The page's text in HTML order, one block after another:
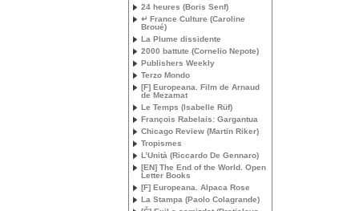
24 heures (Boris Senf)
↵ France Culture (Caroline
Broué)
La Plume dissidente
2000 battute (Cornelio Nepote)
Publishers Weekly
Terzo Mondo
[F] Europeana. Film de Arnaud
de Mezamat
Le Temps (Isabelle Rüf)
François Rabelais: Gargantua
Chicago Review (Martin Riker)
Tropismes
L’Unità (Riccardo De Gennaro)
[EN] The End of the World. Open
Letter Books
[F] Europeana. Alpaca Rose
La Stampa (Paolo Colagrande)